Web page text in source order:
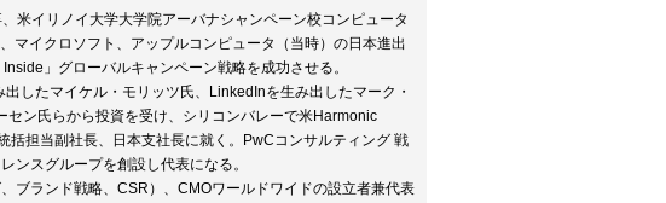
米イリノイ大学大学院アーバナシャンペーン校コンピュータ
マイクロソフト、アップルコンピュータ（当時）の日本進出
」グローバルキャンペーン戦略を成功させる。
したマイケル・モリッツ氏、LinkedInを生み出したマーク・
ン氏らから投資を受け、シリコンバレーで米Harmonic
担当副社長、日本支社長に就く。PwCコンサルティング 戦
ンスグループを創設し代表になる。
ブランド戦略、CSR）、CMOワールドワイドの設立者兼代表